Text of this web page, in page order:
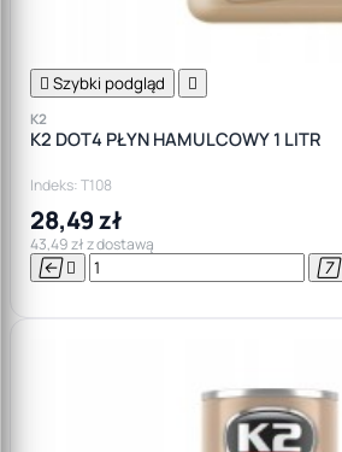
 Szybki podgląd 
K2
K2 DOT4 PŁYN HAMULCOWY 1 LITR
Indeks: T108
28,49 zł
43,49 zł z dostawą
  